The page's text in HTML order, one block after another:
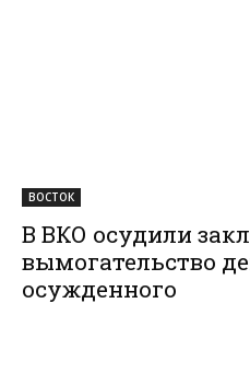
ВОСТОК
В ВКО осудили
вымогательство
осужденного